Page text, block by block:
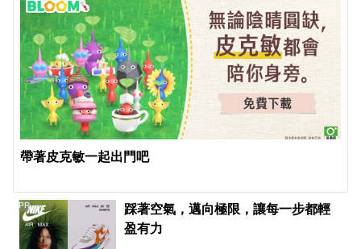
帶著皮克敏一起出門吧
踩著空氣，邁向極限，讓每一步都輕
盈有力
PR